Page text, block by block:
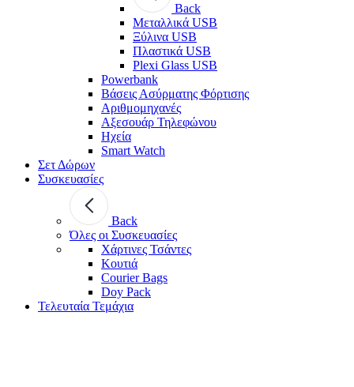
Back
Μεταλλικά USB
Ξύλινα USB
Πλαστικά USB
Plexi Glass USB
Powerbank
Βάσεις Ασύρματης Φόρτισης
Αριθμομηχανές
Αξεσουάρ Τηλεφώνου
Ηχεία
Smart Watch
Σετ Δώρων
Συσκευασίες
Back
Όλες οι Συσκευασίες
Χάρτινες Τσάντες
Κουτιά
Courier Bags
Doy Pack
Τελευταία Τεμάχια